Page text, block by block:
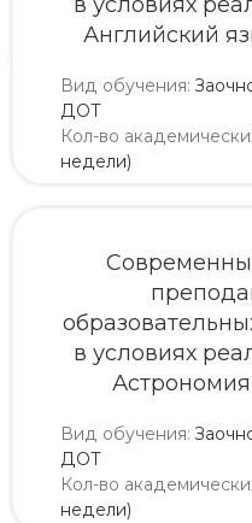
Английский
Вид обучения:
ДОТ
Кол-во
недели)
в условиях
Вид обучения:
ДОТ
Кол-во
недели)